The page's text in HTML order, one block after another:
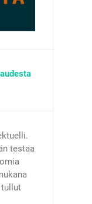
testaa
tullut